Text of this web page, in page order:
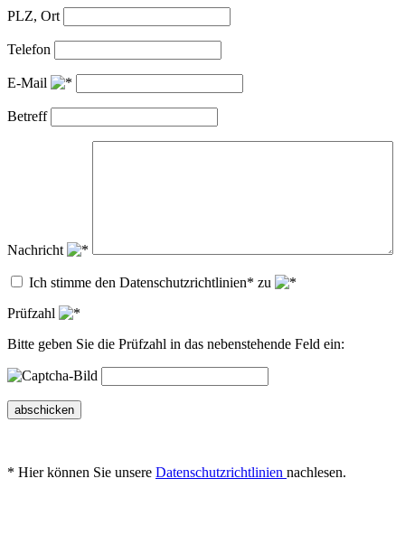
PLZ, Ort
Telefon
E-Mail
Betreff
Nachricht
Ich stimme den Datenschutzrichtlinien* zu
Prüfzahl
Bitte geben Sie die Prüfzahl in das nebenstehende Feld ein:
abschicken
* Hier können Sie unsere Datenschutzrichtlinien nachlesen.